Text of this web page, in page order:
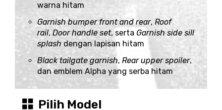
warna hitam
Garnish bumper front and rear, Roof
rail,Door handle set, serta Garnish side sill
splashdengan lapisan hitam
Black tailgate garnish, Rear upper spoiler,
dan emblem Alpha yang serba hitam
Pilih Model